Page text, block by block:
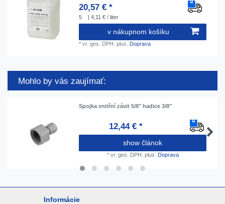
20,57 € *
5 | 4,11 € / liter
v nákupnom košíku
*vr. ges. DPH. plus. Doprava
Mohlo by vás zaujímať:
Spojka vntiřní závit 5/8" hadice 3/8"
12,44 € *
show článok
* vr. ges. DPH. plus. Doprava
Informácie